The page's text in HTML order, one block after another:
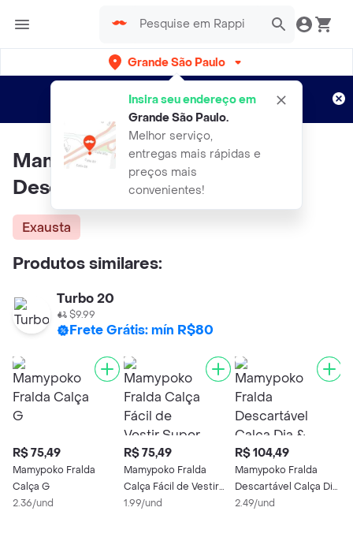
Grande São Paulo
Insira seu endereço em
Grande São Paulo.
Melhor serviço,
entregas mais rápidas e
preços mais
convenientes!
Entregas grátis por 15 dias!
Aplicam T&C
Mamypoko Fralda Calca
Descartaveis Dia & Noite Xxg
Exausta
Produtos similares:
Turbo 20
$9.99
Frete Grátis: mín R$80
R$ 75,49
Mamypoko Fralda
Calça G
2.36/und
R$ 75,49
Mamypoko Fralda
Calça Fácil de Vestir
Super Seca M
1.99/und
R$ 104,49
Mamypoko Fralda
Descartável Calça Dia
& Noite
2.49/und